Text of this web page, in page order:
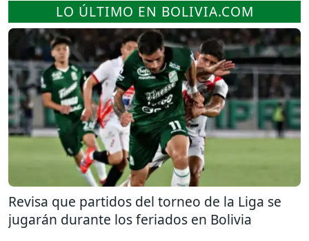
LO ÚLTIMO EN BOLIVIA.COM
Revisa que partidos del torneo de la Liga se
jugarán durante los feriados en Bolivia